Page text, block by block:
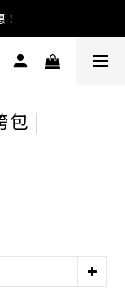
包 |